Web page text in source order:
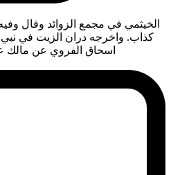
الخيثمي في مجمع الزوائد وقال
كذاب. واخرجه دران الزيت في
اسحاق الفروي عن مالك